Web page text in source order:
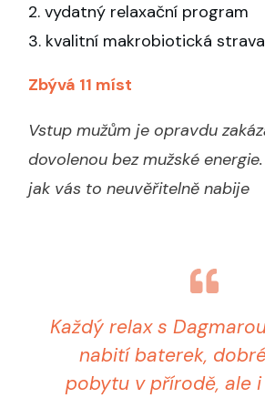
2. vydatný relaxační program
3. kvalitní makrobiotická strava
Zbývá 11 míst
Vstup mužům je opravdu
dovolenou bez mužské
jak vás to neuvěřitelně nabije
Každý relax s
nabití baterek,
pobytu v přírodě, ale